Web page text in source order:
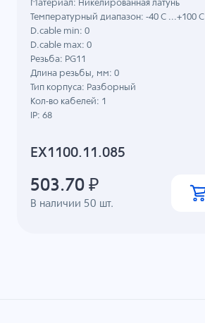
EX1100.11.085
В наличии 50 шт.
Материал: Никелированная латунь
Температурный диапазон: -40 C ...+100 C
D.cable min: 0
D.cable max: 0
Резьба: PG11
Длина резьбы, мм: 0
Тип корпуса: Разборный
Кол-во кабелей: 1
IP: 68
503.70 ₽